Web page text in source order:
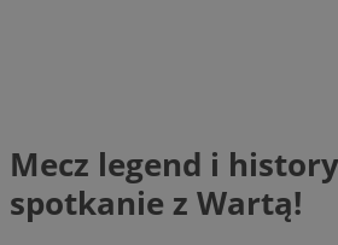
Mecz legend i
spotkanie z Wartą!